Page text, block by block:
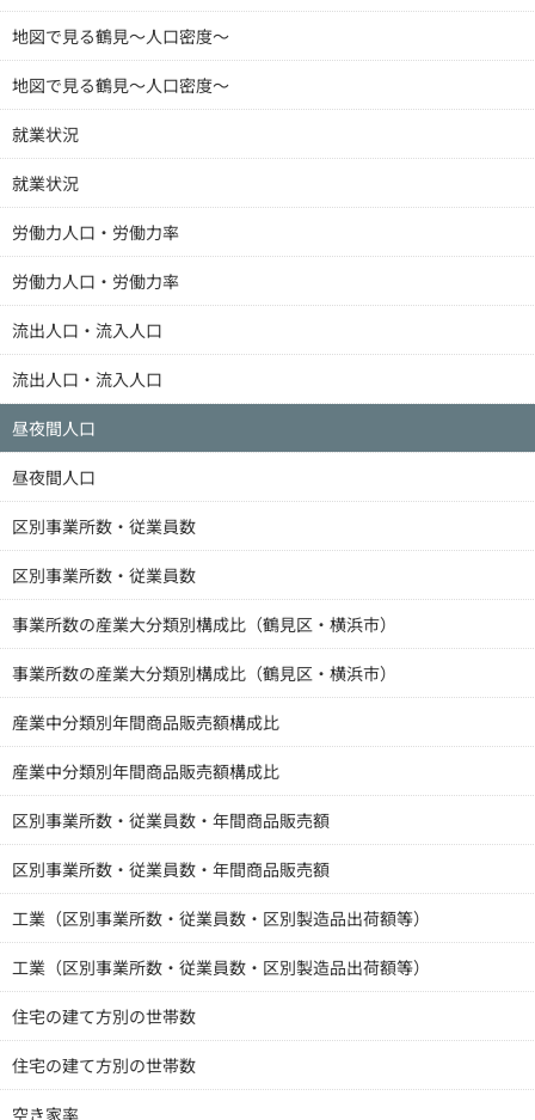
地図で見る鶴見～人口密度～
地図で見る鶴見～人口密度～
就業状況
就業状況
労働力人口・労働力率
労働力人口・労働力率
流出人口・流入人口
流出人口・流入人口
昼夜間人口
昼夜間人口
区別事業所数・従業員数
区別事業所数・従業員数
事業所数の産業大分類別構成比（鶴見区・横浜市）
事業所数の産業大分類別構成比（鶴見区・横浜市）
産業中分類別年間商品販売額構成比
産業中分類別年間商品販売額構成比
区別事業所数・従業員数・年間商品販売額
区別事業所数・従業員数・年間商品販売額
工業（区別事業所数・従業員数・区別製造品出荷額等）
工業（区別事業所数・従業員数・区別製造品出荷額等）
住宅の建て方別の世帯数
住宅の建て方別の世帯数
空き家率